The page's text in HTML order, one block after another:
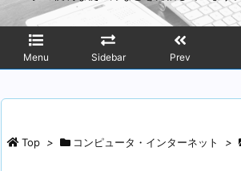
Menu Sidebar Prev
Top > コンピュータ・インターネット >